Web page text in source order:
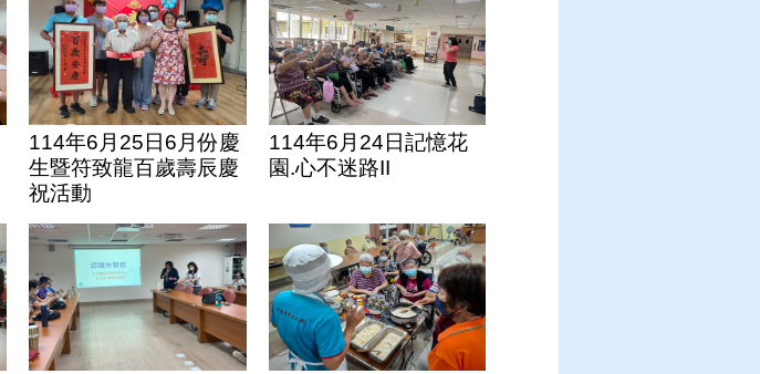
114年6月25日6月份慶
生暨符致龍百歲壽辰慶
祝活動
114年6月24日記憶花
園.心不迷路II